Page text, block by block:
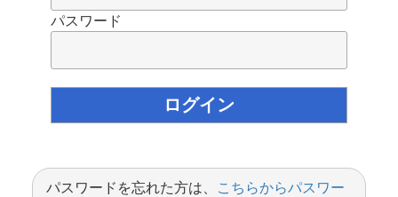
パスワード
パスワードを忘れた方は、
こちらからパスワー